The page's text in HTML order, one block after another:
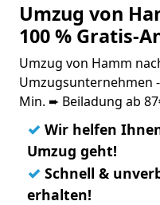
Umzug von
100 % Gratis-
Umzug von Hamm
Umzugsunternehmen
Min. ➨ Beiladung ab
✓ Wir helfen
Umzug geht!
✓ Schnell &
erhalten!